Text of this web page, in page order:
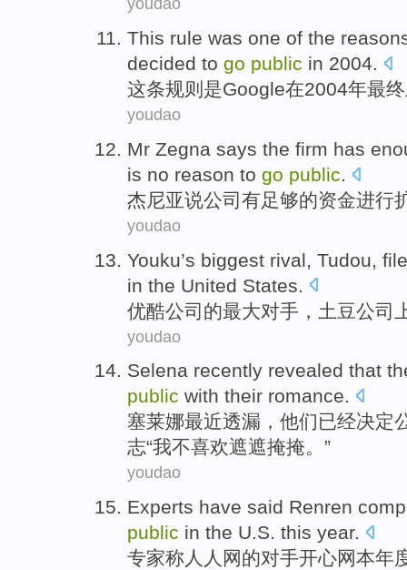
youdao
This rule was one of the
decided to go public in 2004.
这条规则 是Google在2004年最终
youdao
Mr Zegna says the firm has
is no reason to go public.
杰尼亚说公司 有足够的资金进行
youdao
Youku’s biggest rival Tudou
in the United States
优酷公司 的最大对手 ， 土豆公司
youdao
Selena recently revealed that
public with their romance.
塞莱娜最近透漏， 他们已经决定
志“我不喜欢遮遮掩掩。”
youdao
Experts have said Renren
public in the U.S. this year.
专家称人人网的对手开心网本年